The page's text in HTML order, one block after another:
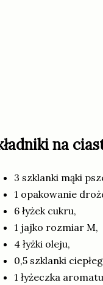
na
3 szklanki mąki
1 opakowanie
6 łyżek cukru,
1 jajko rozmiar M,
4 łyżki oleju,
0,5 szklanki
1 łyżeczka